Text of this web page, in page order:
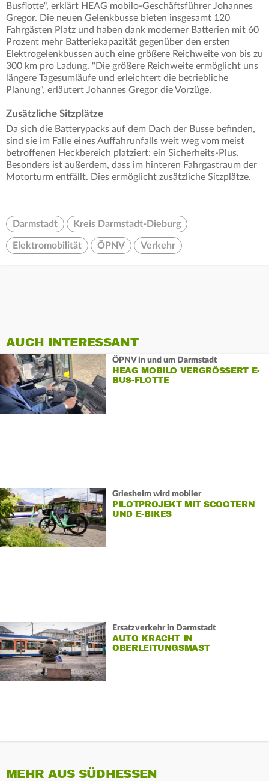
Busflotte“, erklärt HEAG mobilo-Geschäftsführer Johannes
Gregor. Die neuen Gelenkbusse bieten insgesamt 120
Fahrgästen Platz und haben dank moderner Batterien mit 60
Prozent mehr Batteriekapazität gegenüber den ersten
Elektrogelenkbussen auch eine größere Reichweite von bis zu
300 km pro Ladung. "Die größere Reichweite ermöglicht uns
längere Tagesumläufe und erleichtert die betriebliche
Planung“, erläutert Johannes Gregor die Vorzüge.
Zusätzliche Sitzplätze
Da sich die Batterypacks auf dem Dach der Busse befinden,
sind sie im Falle eines Auffahrunfalls weit weg vom meist
betroffenen Heckbereich platziert: ein Sicherheits-Plus.
Besonders ist außerdem, dass im hinteren Fahrgastraum der
Motorturm entfällt. Dies ermöglicht zusätzliche Sitzplätze.
Darmstadt Kreis Darmstadt-Dieburg
Elektromobilität ÖPNV Verkehr
AUCH INTERESSANT
ÖPNV in und um Darmstadt
HEAG MOBILO VERGRÖSSERT E-B
US-FLOTTE
Griesheim wird mobiler
PILOTPROJEKT MIT SCOOTERN
UND E-BIKES
Ersatzverkehr in Darmstadt
AUTO KRACHT IN
OBERLEITUNGSMAST
MEHR AUS SÜDHESSEN